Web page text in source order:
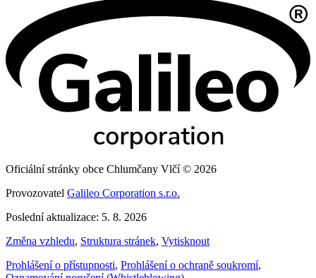
Oficiální stránky obce Chlumčany Vlčí © 2026
Provozovatel Galileo Corporation s.r.o.
Poslední aktualizace: 5. 8. 2026
Změna vzhledu, Struktura stránek, Vytisknout
Prohlášení o přístupnosti, Prohlášení o ochraně soukromí,